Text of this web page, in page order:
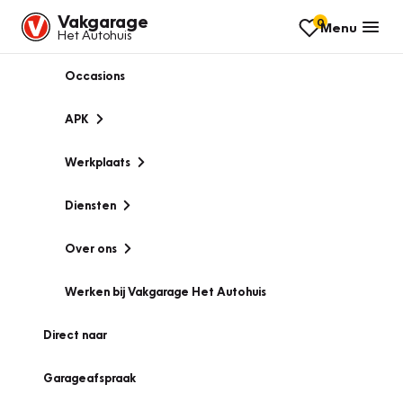
Vakgarage
Het Autohuis
0Menu
Occasions
APK
Werkplaats
Diensten
Over ons
Werken bij Vakgarage Het Autohuis
Direct naar
Garageafspraak